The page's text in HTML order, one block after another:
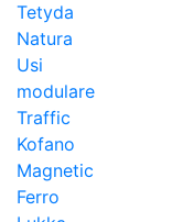
Tetyda
Natura
Usi
modulare
Traffic
Kofano
Magnetic
Ferro